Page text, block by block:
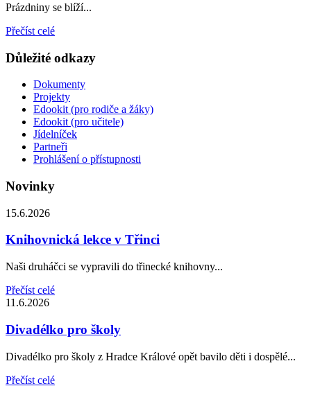
Prázdniny se blíží...
Přečíst celé
Důležité odkazy
Dokumenty
Projekty
Edookit (pro rodiče a žáky)
Edookit (pro učitele)
Jídelníček
Partneři
Prohlášení o přístupnosti
Novinky
15.6.2026
Knihovnická lekce v Třinci
Naši druháčci se vypravili do třinecké knihovny...
Přečíst celé
11.6.2026
Divadélko pro školy
Divadélko pro školy z Hradce Králové opět bavilo děti i dospělé...
Přečíst celé